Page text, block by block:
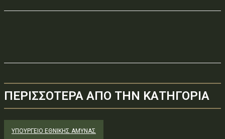
ΠΕΡΙΣΣΟΤΕΡΑ ΑΠΟ ΤΗΝ ΚΑΤΗΓΟΡΙΑ
ΥΠΟΥΡΓΕΊΟ ΕΘΝΙΚΉΣ ΆΜΥΝΑΣ